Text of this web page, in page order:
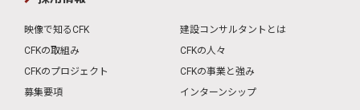
映像で知るCFK
建設コンサルタントとは
CFKの取組み
CFKの人々
CFKのプロジェクト
CFKの事業と強み
募集要項
インターンシップ